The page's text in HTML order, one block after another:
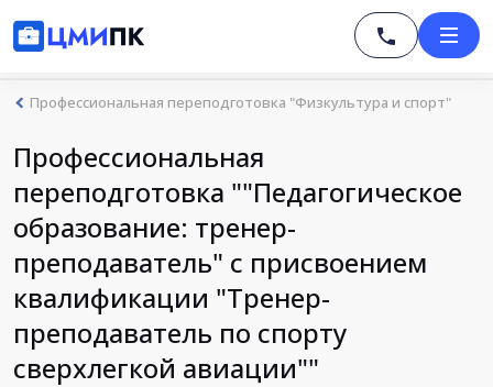
Профессиональная переподготовка "Физкультура и спорт"
Профессиональная
переподготовка ""Педагогическое
образование: тренер-
преподаватель" с присвоением
квалификации "Тренер-
преподаватель по спорту
сверхлегкой авиации""